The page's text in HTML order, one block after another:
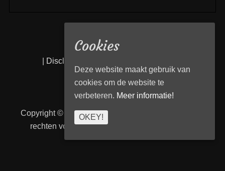
Disclaimer
Copyright © 2026Transport Begeleiding Venlo
rechten voorbehouden. | TBVenlo door
Cookies
Deze website maakt gebruik van
cookies om de website te
verbeteren. Meer informatie!
OKEY!